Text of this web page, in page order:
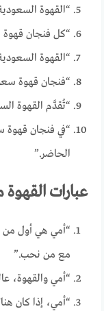
“القهوة
“كل فنجان
“القهوة
“فنجان قهوة
“تُقدَّم القهوة
“في فنجان قهوة
الحاضر.”
عبارات
“أمي هي أول من
مع من نحب.”
“أمي والقهوة،
“أمي، إذا كان